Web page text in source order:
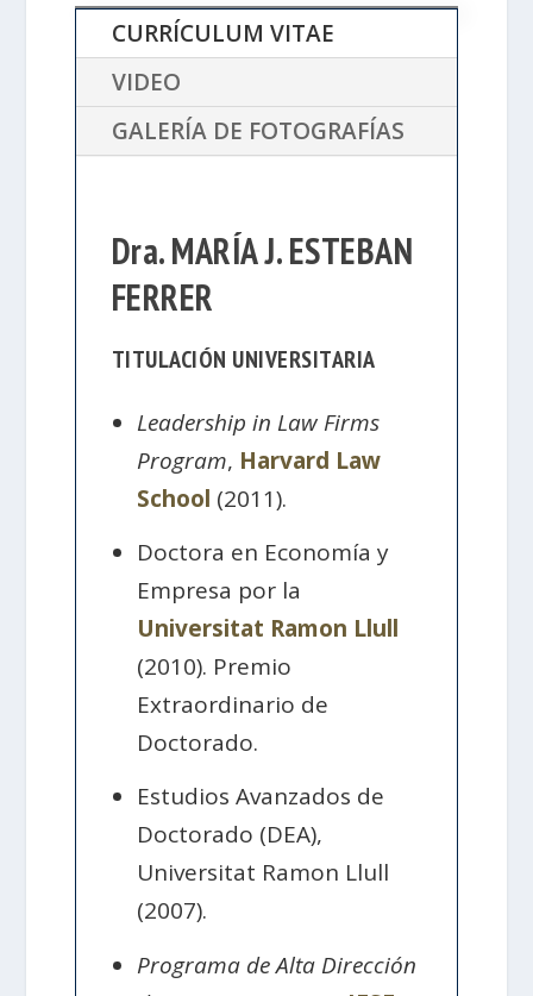
CURRÍCULUM VITAE
VIDEO
GALERÍA DE FOTOGRAFÍAS
Dra. MARÍA J. ESTEBAN
FERRER
TITULACIÓN UNIVERSITARIA
Leadership in Law Firms
Program, Harvard Law
School (2011).
Doctora en Economía y
Empresa por la
Universitat Ramon Llull
(2010). Premio
Extraordinario de
Doctorado.
Estudios Avanzados de
Doctorado (DEA),
Universitat Ramon Llull
(2007).
Programa de Alta Dirección